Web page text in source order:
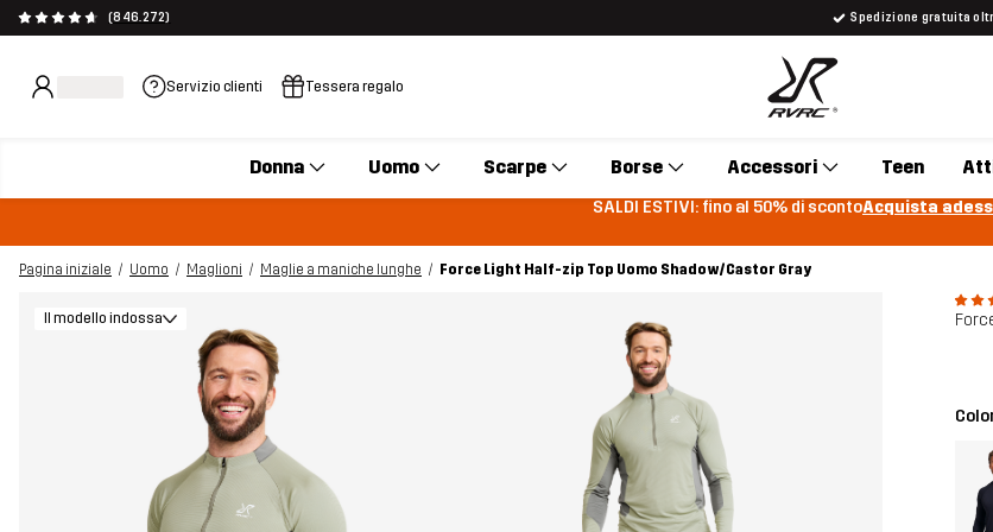
(846.272) Spedizione gratuita
Servizio clienti Tessera regalo
Donna Uomo Scarpe Borse Accessori Teen
SALDI ESTIVI: fino al 50% di scontoAcquista
Pagina iniziale Uomo Maglioni Maglie a maniche lunghe
Force Light Half-zip Top Uomo Shadow/Castor Gray
Il modello indossa